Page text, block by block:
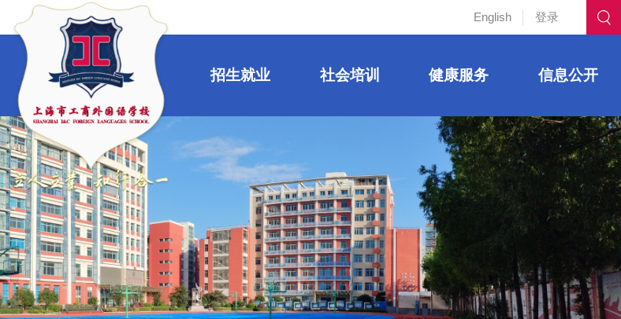
English 登录
招生就业 社会培训 健康服务 信息公开